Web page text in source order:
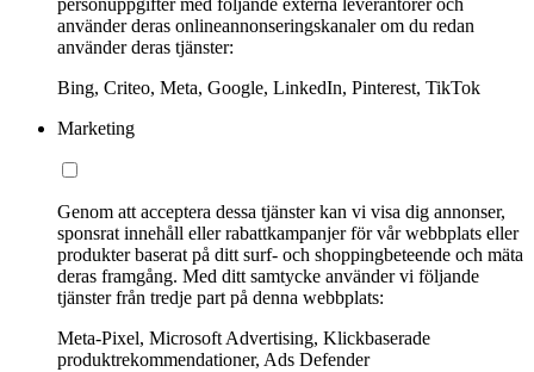
personuppgifter med följande externa leverantörer och
använder deras onlineannonseringskanaler om du redan
använder deras tjänster:
Bing, Criteo, Meta, Google, LinkedIn, Pinterest, TikTok
Marketing
Genom att acceptera dessa tjänster kan vi visa dig annonser,
sponsrat innehåll eller rabattkampanjer för vår webbplats eller
produkter baserat på ditt surf- och shoppingbeteende och mäta
deras framgång. Med ditt samtycke använder vi följande
tjänster från tredje part på denna webbplats:
Meta-Pixel, Microsoft Advertising, Klickbaserade
produktrekommendationer, Ads Defender